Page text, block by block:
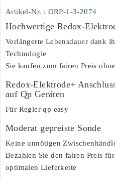
Artikel-Nr. : ORP-1-3-2074
Hochwertige Redox-
Verlängerte Lebensdauer dank
Technologie
Sie kaufen zum fairen Preis
Redox-Elektrode+
auf Qp Geräten
Für Regler qp easy
Moderat gepreiste Sonde
Keine unnötigen
Bezahlen Sie den fairen Preis
optimalen Lieferkette